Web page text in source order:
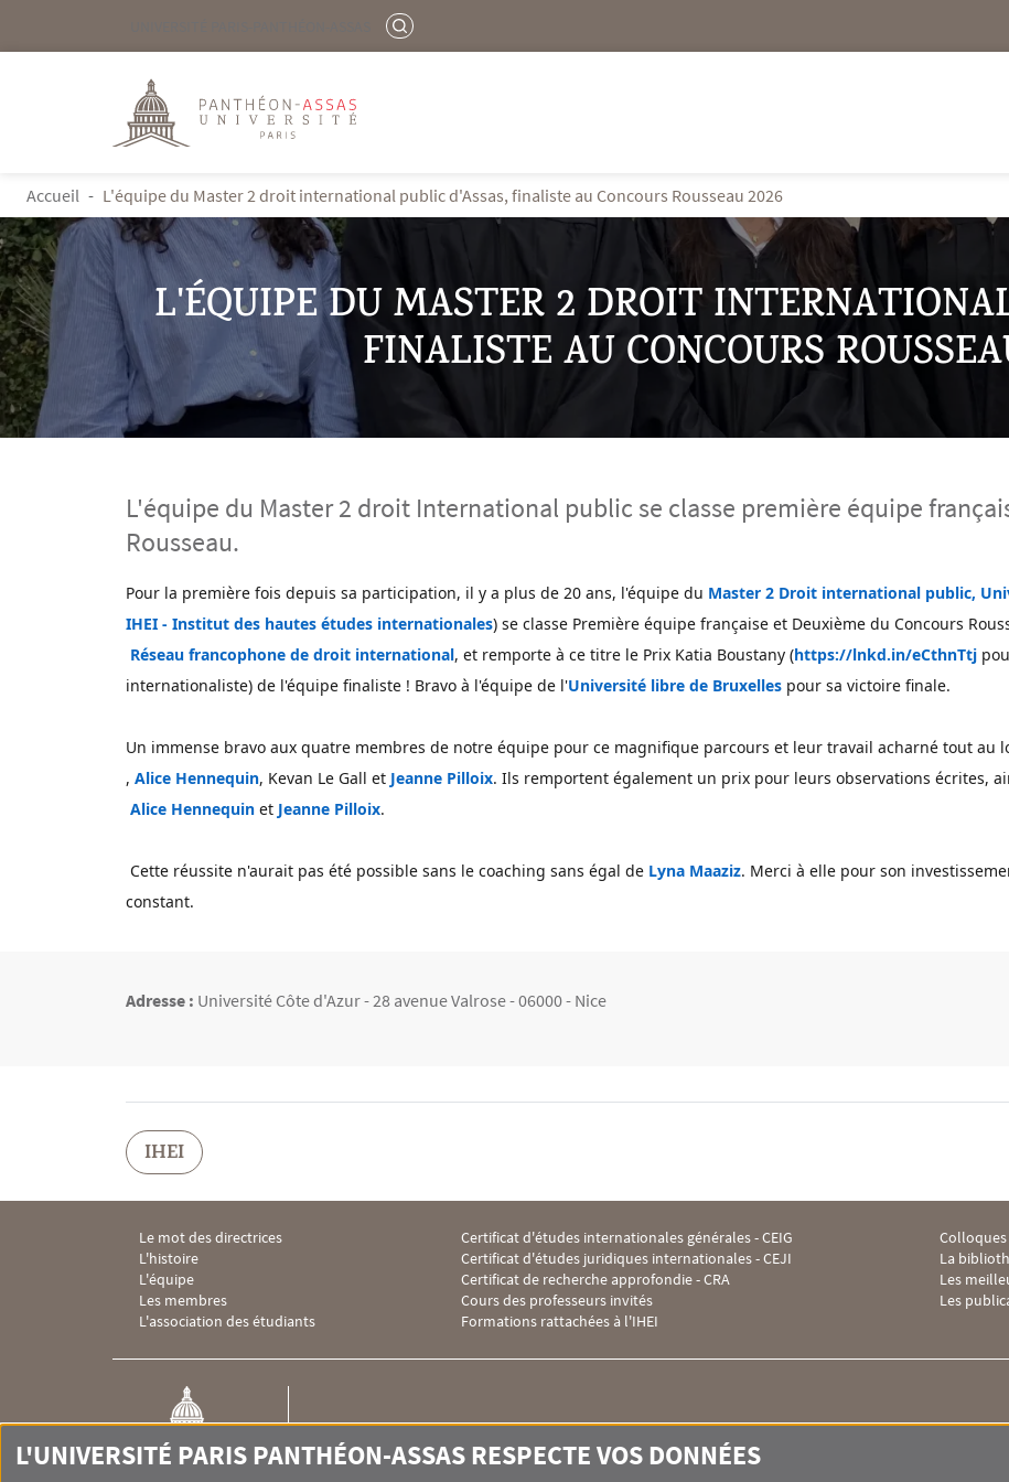
Aller au contenu principal
RECHERCHER
Logo
FIL D'ARIANE
Accueil L'équipe du Master 2 droit international public d'Assas, finaliste au Concours Rousseau 2026
L'ÉQUIPE DU MASTER 2 DROIT
FINALISTE AU CONCOURS
L'équipe du Master 2 droit International public se classe première équipe
Rousseau.
Texte
Pour la première fois depuis sa participation, il y a plus de 20 ans, l'équipe du Master 2 Droit international public,
IHEI - Institut des hautes études internationales) se classe Première équipe française et Deuxième du Concours
Réseau francophone de droit international, et remporte à ce titre le Prix Katia Boustany (https://lnkd.in/eCthnTtj
internationaliste) de l'équipe finaliste ! Bravo à l'équipe de l'Université libre de Bruxelles pour sa victoire finale.
Un immense bravo aux quatre membres de notre équipe pour ce magnifique parcours et leur travail acharné tout au
, Alice Hennequin, Kevan Le Gall et Jeanne Pilloix. Ils remportent également un prix pour leurs observations écrites,
Alice Hennequin et Jeanne Pilloix.
Cette réussite n'aurait pas été possible sans le coaching sans égal de Lyna Maaziz. Merci à elle pour son
constant.
Adresse : Université Côte d'Azur - 28 avenue Valrose - 06000 - Nice
IHEI
Menu Footer IHEI 1
Le mot des directrices
L'histoire
L'équipe
Les membres
L'association des étudiants
Menu Footer IHEI 2
Certificat d'études internationales générales - CEIG
Certificat d'études juridiques internationales - CEJI
Certificat de recherche approfondie - CRA
Cours des professeurs invités
Formations rattachées à l'IHEI
Menu
La
Les
Les
Institut des hautes études
IHEI
Institut des hautes études internationales - IHEI
12 place du Panthéon
L'UNIVERSITÉ PARIS PANTHÉON-ASSAS RESPECTE VOS DONNÉES